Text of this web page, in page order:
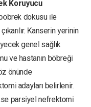
Koruyucu
dokusu ile
Kanserin yerinin
genel sağlık
ve hastanın böbreği
önünde
adayları belirlenir.
parsiyel nefrektomi